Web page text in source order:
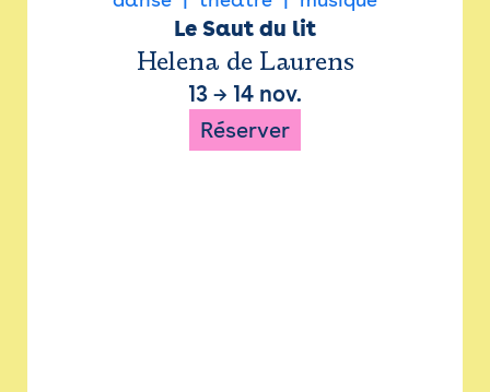
Le Saut du lit
Helena de Laurens
13 → 14 nov.
Réserver